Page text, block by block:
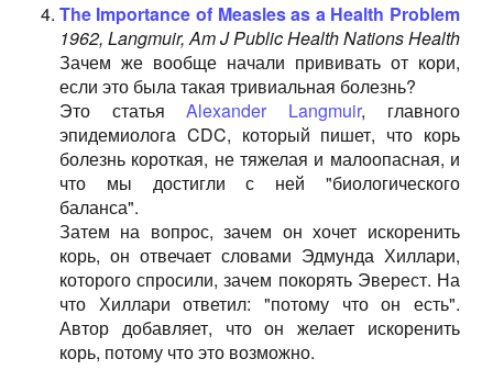
The Importance of Measles as a Health Problem
1962, Langmuir, Am J Public Health Nations Health
Зачем же вообще начали прививать от кори,
если это была такая тривиальная болезнь?
Это статьяAlexander Langmuir, главного
эпидемиологa CDC, который пишет, что корь
болезнь короткая, не тяжелая и малоопасная, и
что мы достигли с ней "биологического
баланса".
Затем на вопрос, зачем он хочет искоренить
корь, он отвечает словами Эдмунда Хиллари,
которого спросили, зачем покорять Эверест. На
что Хиллари ответил: "потому что он есть".
Автор добавляет, что он желает искоренить
корь, потому что это возможно.